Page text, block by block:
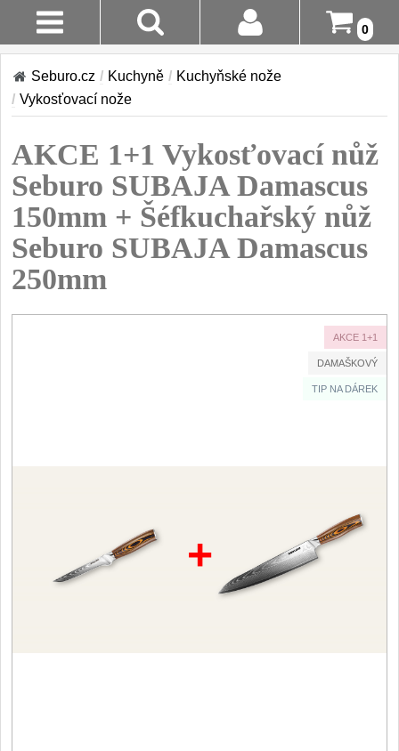
0
Stav
Objednávky
Platba
Vrácení Do
14 Dnů
Reklamace
KUCHYNĚ
Sady kuchyňských nožů9
Šéfkuchařské nože30
Univerzální nože
Nože na ovoce a zeleninu43
Santoku nože46
Nože NAKIRI
Doplňky k nožům
Vodní filtry a konvice
Seburo.cz / Kuchyně / Kuchyňské nože
/ Vykosťovací nože
AKCE 1+1 Vykosťovací nůž
Seburo SUBAJA Damascus
150mm + Šéfkuchařský nůž
Seburo SUBAJA Damascus
250mm
AKCE 1+1
DAMAŠKOVÝ
TIP NA DÁREK
+